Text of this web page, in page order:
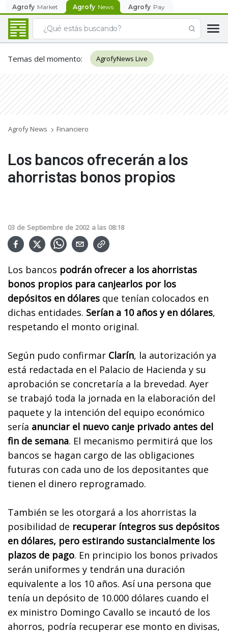
Agrofy Market Agrofy News Agrofy Pay
Temas del momento: AgrofyNews Live
Agrofy News Financiero
Los bancos ofrecerán a los
ahorristas bonos propios
03 de Septiembre de 2002 a las 08:18
Los bancos podrán ofrecer a los ahorristas
bonos propios para canjearlos por los
depósitos en dólares que tenían colocados en
dichas entidades. Serían a 10 años y en dólares,
respetando el monto original.
Según pudo confirmar Clarín, la autorización ya
está redactada en el Palacio de Hacienda y su
aprobación se concretaría a la brevedad. Ayer
se trabajó toda la jornada en la elaboración del
paquete y la intención del equipo económico
sería anunciar el nuevo canje privado antes del
fin de semana. El mecanismo permitirá que los
bancos se hagan cargo de las obligaciones
futuras con cada uno de los depositantes que
tienen el dinero reprogramado.
También se les otorgará a los ahorristas la
posibilidad de recuperar íntegros sus depósitos
en dólares, pero estirando sustancialmente los
plazos de pago. En principio los bonos privados
serán uniformes y tendrán una duración
equivalente a los 10 años. Así una persona que
tenía un depósito de 10.000 dólares cuando el
ex ministro Domingo Cavallo se incautó de los
ahorros, podría recuperar ese monto en divisas,